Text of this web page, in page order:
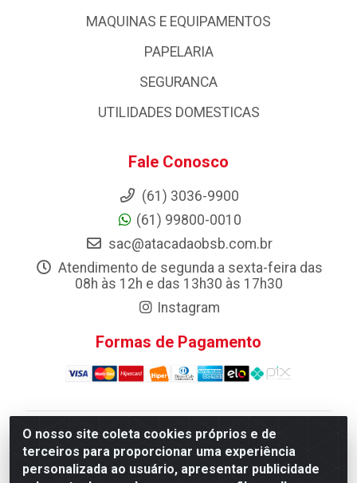
O nosso site coleta cookies próprios e de
terceiros para proporcionar uma experiência
personalizada ao usuário, apresentar publicidade
MAQUINAS E EQUIPAMENTOS
PAPELARIA
SEGURANCA
UTILIDADES DOMESTICAS
Fale Conosco
(61) 3036-9900
(61) 99800-0010
sac@atacadaobsb.com.br
Atendimento de segunda a sexta-feira das
08h às 12h e das 13h30 às 17h30
Instagram
Formas de Pagamento
Atacadao da Limpeza F. Pereira Queiroz Comercio e
Distribuicao LTDA - Quadra Qi 10 Lotes 39 e, 41 - Setor
Industrial (Taguatinga), Brasília/DF - CEP 72.135-100 -